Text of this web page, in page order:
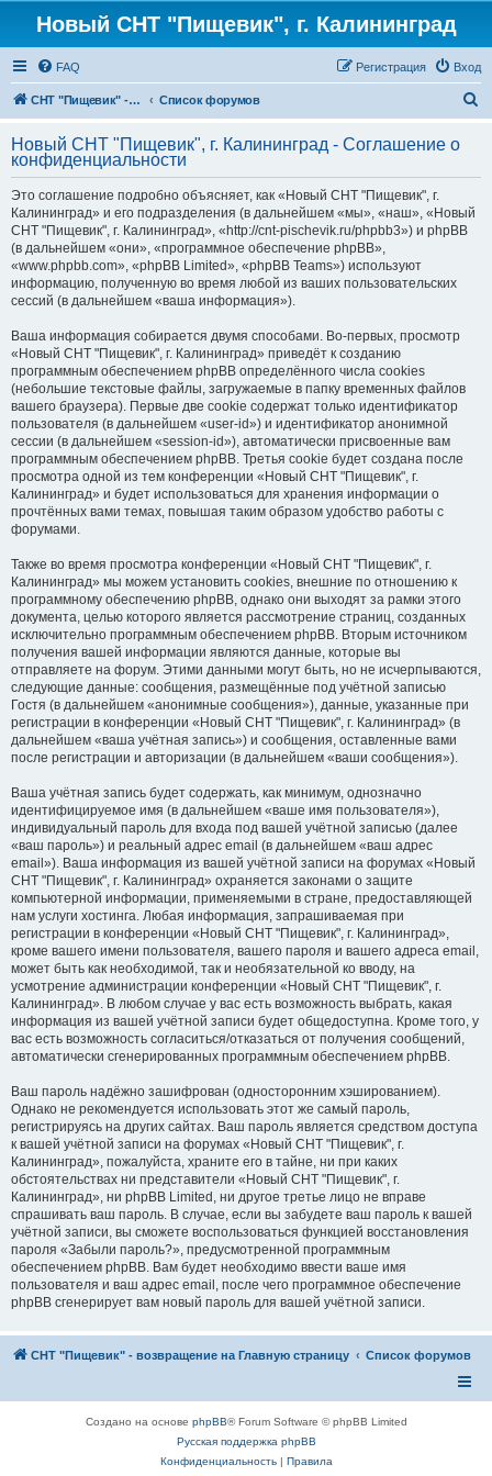
Новый СНТ "Пищевик", г. Калининград
FAQ Вход
Регистрация
СНТ "Пищевик" - возвращение на Главную страницу Список форумов
с
Новый СНТ "Пищевик", г. Калининград - Соглашение о
конфиденциальности
Это соглашение подробно объясняет, как «Новый СНТ "Пищевик", г.
Калининград» и его подразделения (в дальнейшем «мы», «наш», «Новый
СНТ "Пищевик", г. Калининград», «http://cnt-pischevik.ru/phpbb3») и phpBB
(в дальнейшем «они», «программное обеспечение phpBB»,
«www.phpbb.com», «phpBB Limited», «phpBB Teams») используют
информацию, полученную во время любой из ваших пользовательских
сессий (в дальнейшем «ваша информация»).
Ваша информация собирается двумя способами. Во-первых, просмотр
«Новый СНТ "Пищевик", г. Калининград» приведёт к созданию
программным обеспечением phpBB определённого числа cookies
(небольшие текстовые файлы, загружаемые в папку временных файлов
вашего браузера). Первые две cookie содержат только идентификатор
пользователя (в дальнейшем «user-id») и идентификатор анонимной
сессии (в дальнейшем «session-id»), автоматически присвоенные вам
программным обеспечением phpBB. Третья cookie будет создана после
просмотра одной из тем конференции «Новый СНТ "Пищевик", г.
Калининград» и будет использоваться для хранения информации о
прочтённых вами темах, повышая таким образом удобство работы с
форумами.
Также во время просмотра конференции «Новый СНТ "Пищевик", г.
Калининград» мы можем установить cookies, внешние по отношению к
программному обеспечению phpBB, однако они выходят за рамки этого
документа, целью которого является рассмотрение страниц, созданных
исключительно программным обеспечением phpBB. Вторым источником
получения вашей информации являются данные, которые вы
отправляете на форум. Этими данными могут быть, но не исчерпываются,
следующие данные: сообщения, размещённые под учётной записью
Гостя (в дальнейшем «анонимные сообщения»), данные, указанные при
регистрации в конференции «Новый СНТ "Пищевик", г. Калининград» (в
дальнейшем «ваша учётная запись») и сообщения, оставленные вами
после регистрации и авторизации (в дальнейшем «ваши сообщения»).
Ваша учётная запись будет содержать, как минимум, однозначно
идентифицируемое имя (в дальнейшем «ваше имя пользователя»),
индивидуальный пароль для входа под вашей учётной записью (далее
«ваш пароль») и реальный адрес email (в дальнейшем «ваш адрес
email»). Ваша информация из вашей учётной записи на форумах «Новый
СНТ "Пищевик", г. Калининград» охраняется законами о защите
компьютерной информации, применяемыми в стране, предоставляющей
нам услуги хостинга. Любая информация, запрашиваемая при
регистрации в конференции «Новый СНТ "Пищевик", г. Калининград»,
кроме вашего имени пользователя, вашего пароля и вашего адреса email,
может быть как необходимой, так и необязательной ко вводу, на
усмотрение администрации конференции «Новый СНТ "Пищевик", г.
Калининград». В любом случае у вас есть возможность выбрать, какая
информация из вашей учётной записи будет общедоступна. Кроме того, у
вас есть возможность согласиться/отказаться от получения сообщений,
автоматически сгенерированных программным обеспечением phpBB.
Ваш пароль надёжно зашифрован (односторонним хэшированием).
Однако не рекомендуется использовать этот же самый пароль,
регистрируясь на других сайтах. Ваш пароль является средством доступа
к вашей учётной записи на форумах «Новый СНТ "Пищевик", г.
Калининград», пожалуйста, храните его в тайне, ни при каких
обстоятельствах ни представители «Новый СНТ "Пищевик", г.
Калининград», ни phpBB Limited, ни другое третье лицо не вправе
спрашивать ваш пароль. В случае, если вы забудете ваш пароль к вашей
учётной записи, вы сможете воспользоваться функцией восстановления
пароля «Забыли пароль?», предусмотренной программным
обеспечением phpBB. Вам будет необходимо ввести ваше имя
пользователя и ваш адрес email, после чего программное обеспечение
phpBB сгенерирует вам новый пароль для вашей учётной записи.
СНТ "Пищевик" - возвращение на Главную страницу Список форумов
Создано на основе phpBB® Forum Software © phpBB Limited
Русская поддержка phpBB
Конфиденциальность| Правила